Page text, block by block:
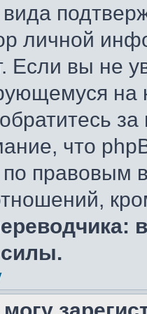
личной
Если вы не
что
правовым